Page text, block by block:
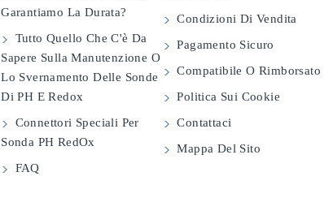
Garantiamo La Durata?
Tutto Quello Che C'è Da
Sapere Sulla Manutenzione O
Lo Svernamento Delle Sonde
Di PH E Redox
Connettori Speciali Per
Sonda PH RedOx
FAQ
Condizioni Di Vendita
Pagamento Sicuro
Compatibile O Rimborsato
Politica Sui Cookie
Contattaci
Mappa Del Sito